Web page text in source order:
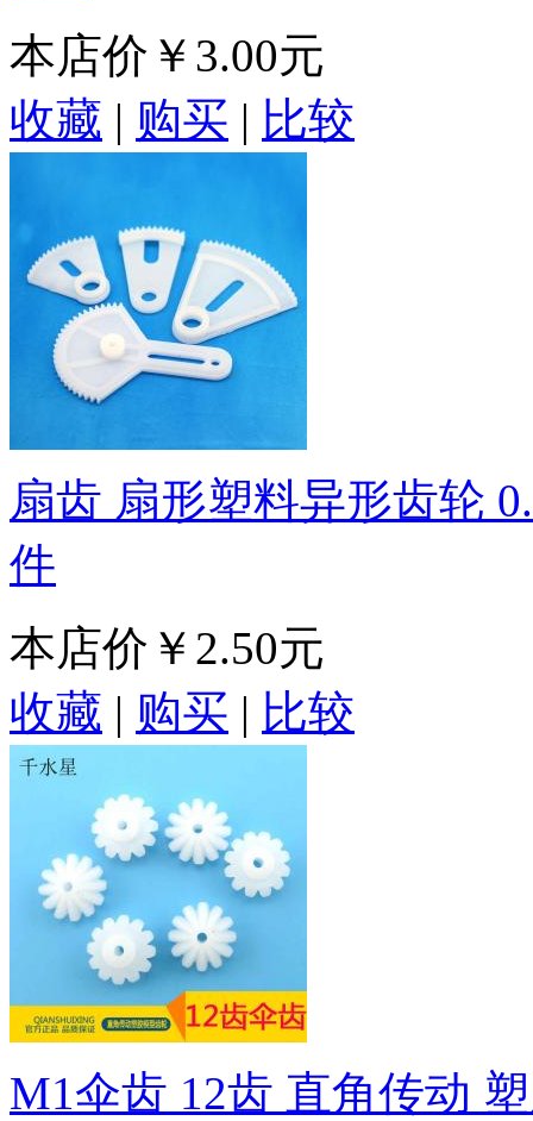
本店价 ￥3.00元
收藏 | 购买 | 比较
扇齿 扇形塑料异形齿轮
件
本店价 ￥2.50元
收藏 | 购买 | 比较
M1伞齿 12齿 直角传动